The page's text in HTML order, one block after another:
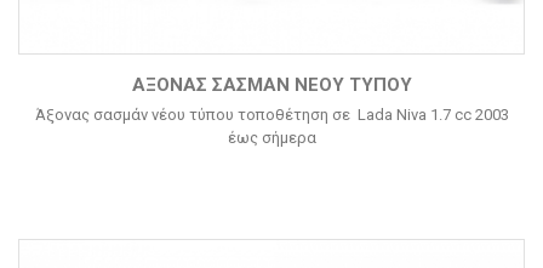
ΆΞΟΝΑΣ ΣΑΣΜΆΝ ΝΈΟΥ ΤΎΠΟΥ
Άξονας σασμάν νέου τύπου τοποθέτηση σε Lada Niva 1.7 cc 2003
έως σήμερα